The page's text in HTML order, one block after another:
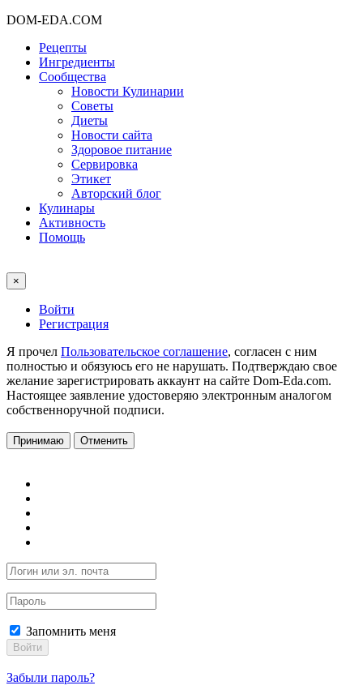
DOM-EDA.COM
Рецепты
Ингредиенты
Сообщества
Новости Кулинарии
Советы
Диеты
Новости сайта
Здоровое питание
Сервировка
Этикет
Авторский блог
Кулинары
Активность
Помощь
×
Войти
Регистрация
Я прочел Пользовательское соглашение, согласен с ним
полностью и обязуюсь его не нарушать. Подтверждаю свое
желание зарегистрировать аккаунт на сайте Dom-Eda.com.
Настоящее заявление удостоверяю электронным аналогом
собственноручной подписи.
Принимаю Отменить
Запомнить меня
Войти
Забыли пароль?